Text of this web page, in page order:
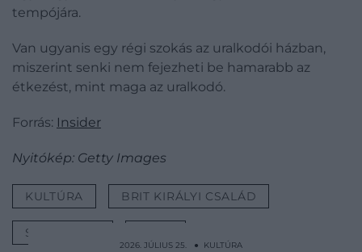
tempójára.
Van ugyanis egy régi szokás az uralkodói házban,
miszerint senki nem fejezheti be hamarabb az
étkezést, mint maga az uralkodó.
Forrás: Insider
Nyitókép: Getty Images
KULTÚRA BRIT KIRÁLYI CSALÁD
SZABÁLYOK
2026. JÚLIUS 25. ● KULTÚRA